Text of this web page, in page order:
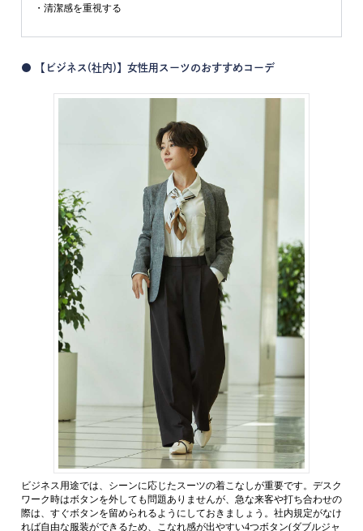
・清潔感を重視する
● 【ビジネス(社内)】女性用スーツのおすすめコーデ
ビジネス用途では、シーンに応じたスーツの着こなしが重要です。デスク
ワーク時はボタンを外しても問題ありませんが、急な来客や打ち合わせの
際は、すぐボタンを留められるようにしておきましょう。社内規定がなけ
れば自由な服装ができるため、こなれ感が出やすい4つボタン(ダブルジャ